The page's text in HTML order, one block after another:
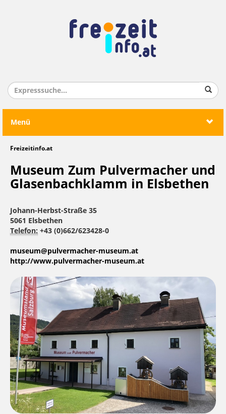
Menü
Freizeitinfo.at
Museum Zum Pulvermacher und
Glasenbachklamm in Elsbethen
Johann-Herbst-Straße 35
5061 Elsbethen
Telefon: +43 (0)662/623428-0
museum@pulvermacher-museum.at
http://www.pulvermacher-museum.at